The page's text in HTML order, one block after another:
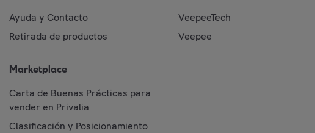
Ayuda y Contacto
Retirada de productos
Marketplace
Carta de Buenas Prácticas para
vender en Privalia
Clasificación y Posicionamiento
VeepeeTech
Veepee